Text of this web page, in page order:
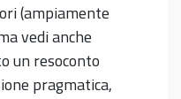
(ampiamente
vedi anche
un resoconto
pragmatica,